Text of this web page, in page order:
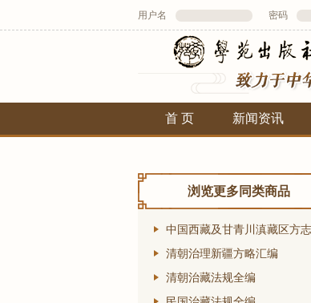
用户名 密码
首 页 新闻资讯
浏览更多同类商品
清朝治理新疆方略汇编
清朝治藏法规全编